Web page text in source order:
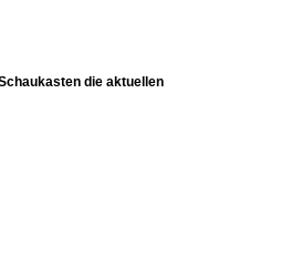
die aktuellen